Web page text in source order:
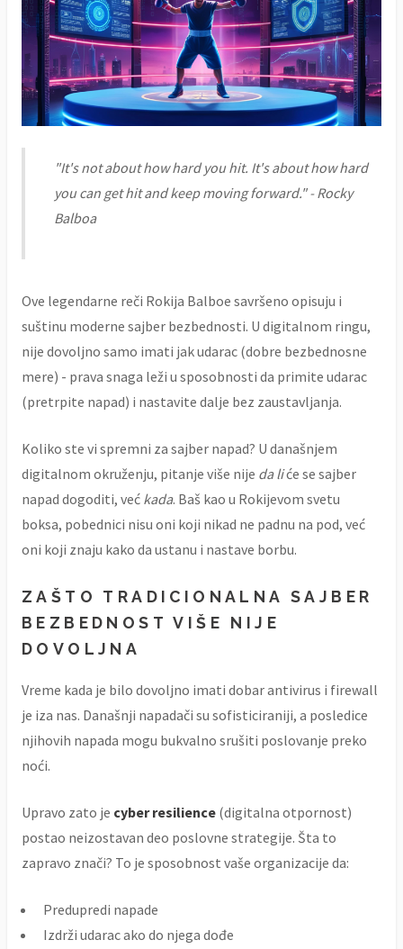
"It's not about how hard you hit. It's about how hard
you can get hit and keep moving forward." - Rocky
Balboa
Ove legendarne reči Rokija Balboe savršeno opisuju i
suštinu moderne sajber bezbednosti. U digitalnom ringu,
nije dovoljno samo imati jak udarac (dobre bezbednosne
mere) - prava snaga leži u sposobnosti da primite udarac
(pretrpite napad) i nastavite dalje bez zaustavljanja.
Koliko ste vi spremni za sajber napad? U današnjem
digitalnom okruženju, pitanje više nije da liće se sajber
napad dogoditi, već kada. Baš kao u Rokijevom svetu
boksa, pobednici nisu oni koji nikad ne padnu na pod, već
oni koji znaju kako da ustanu i nastave borbu.
ZAŠTO TRADICIONALNA SAJBER
BEZBEDNOST VIŠE NIJE
DOVOLJNA
Vreme kada je bilo dovoljno imati dobar antivirus i firewall
je iza nas. Današnji napadači su sofisticiraniji, a posledice
njihovih napada mogu bukvalno srušiti poslovanje preko
noći.
Upravo zato je cyber resilience (digitalna otpornost)
postao neizostavan deo poslovne strategije. Šta to
zapravo znači? To je sposobnost vaše organizacije da:
Predupredi napade
Izdrži udarac ako do njega dođe